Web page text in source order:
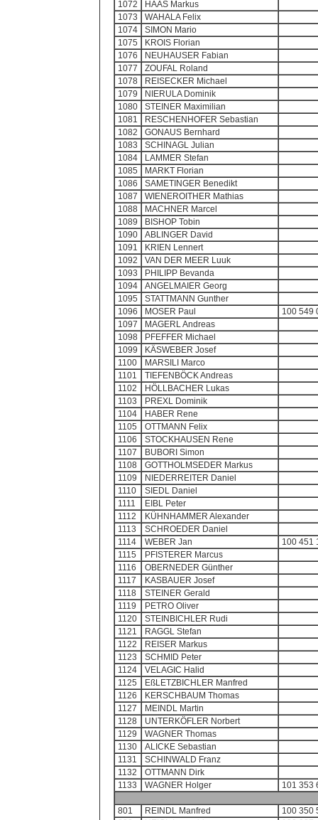
1072
HAAS Markus
1073
WAHALA Felix
1074
SIMON Mario
1075
KROIS Florian
1076
NEUHAUSER Fabian
1077
ZOUFAL Roland
1078
REISECKER Michael
1079
NIERULA Dominik
1080
STEINER Maximilian
1081
RESCHENHOFER Sebastian
1082
GONAUS Bernhard
1083
SCHINAGL Julian
1084
LAMMER Stefan
1085
MARKT Florian
1086
SAMETINGER Benedikt
1087
WIENEROITHER Mathias
1088
MACHNER Marcel
1089
BISHOP Tobin
1090
ABLINGER David
1091
KRIEN Lennert
1092
VAN DER MEER Luuk
1093
PHILIPP Bevanda
1094
ANGELMAIER Georg
1095
STATTMANN Gunther
1096
MOSER Paul
100 549
1097
MAGERL Andreas
1098
PFEFFER Michael
1099
KÄSWEBER Josef
1100
MARSILI Marco
1101
TIEFENBÖCK Andreas
1102
HÖLLBACHER Lukas
1103
PREXL Dominik
1104
HABER Rene
1105
OTTMANN Felix
1106
STOCKHAUSEN Rene
1107
BUBORI Simon
1108
GOTTHOLMSEDER Markus
1109
NIEDERREITER Daniel
1110
SIEDL Daniel
1111
EIBL Peter
1112
KÜHNHAMMER Alexander
1113
SCHROEDER Daniel
1114
WEBER Jan
100 451
1115
PFISTERER Marcus
1116
OBERNEDER Günther
1117
KASBAUER Josef
1118
STEINER Gerald
1119
PETRO Oliver
1120
STEINBICHLER Rudi
1121
RAGGL Stefan
1122
REISER Markus
1123
SCHMID Peter
1124
VELAGIC Halid
1125
EßLETZBICHLER Manfred
1126
KERSCHBAUM Thomas
1127
MEINDL Martin
1128
UNTERKÖFLER Norbert
1129
WAGNER Thomas
1130
ALICKE Sebastian
1131
SCHINWALD Franz
1132
OTTMANN Dirk
1133
WAGNER Holger 101 353
801 REINDL Manfred
100 350